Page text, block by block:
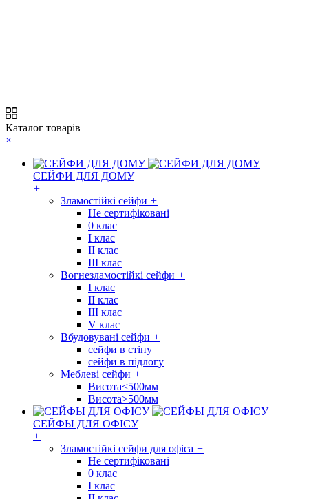
Каталог товарів
×
СЕЙФИ ДЛЯ ДОМУ
+
Зламостійкі сейфи +
Не сертифіковані
0 клас
I клас
II клас
III клас
Вогнезламостійкі сейфи +
I клас
II клас
III клас
V клас
Вбудовувані сейфи +
сейфи в стіну
сейфи в підлогу
Меблеві сейфи +
Висота<500мм
Висота>500мм
СЕЙФЫ ДЛЯ ОФІСУ
+
Зламостійкі сейфи для офіса +
Не сертифіковані
0 клас
I клас